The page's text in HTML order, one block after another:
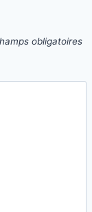
obligatoires